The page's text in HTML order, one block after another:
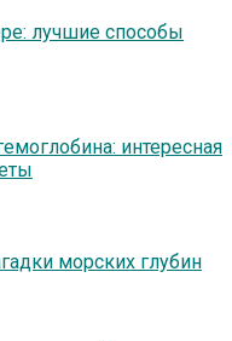
лучшие способы
интересная
морских глубин